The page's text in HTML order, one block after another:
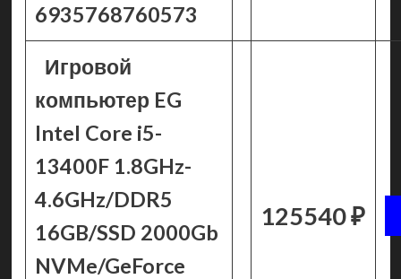
6935768760573
Игровой
компьютер EG
Intel Core i5-
13400F 1.8GHz-
4.6GHz/DDR5
16GB/SSD 2000Gb
NVMe/GeForce
125540 ₽